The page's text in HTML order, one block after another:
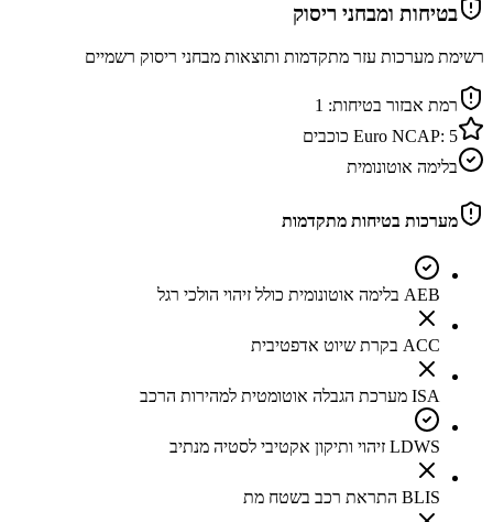
בטיחות ומבחני ריסוק
רשימת מערכות עזר מתקדמות ותוצאות מבחני ריסוק רשמיים
רמת אבזור בטיחות: 1
Euro NCAP: 5
כוכבים
בלימה אוטונומית
מערכות בטיחות מתקדמות
AEB בלימה אוטונומית כולל זיהוי הולכי רגל
ACC בקרת שיוט אדפטיבית
ISA מערכת הגבלה אוטומטית למהירות הרכב
LDWS זיהוי ותיקון אקטיבי לסטיה מנתיב
BLIS התראת רכב בשטח מת